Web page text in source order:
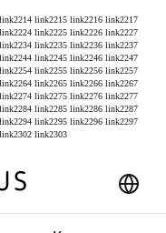
link2214 link2215 link2216 link2217
link2224 link2225 link2226 link2227
link2234 link2235 link2236 link2237
link2244 link2245 link2246 link2247
link2254 link2255 link2256 link2257
link2264 link2265 link2266 link2267
link2274 link2275 link2276 link2277
link2284 link2285 link2286 link2287
link2294 link2295 link2296 link2297
link2302 link2303